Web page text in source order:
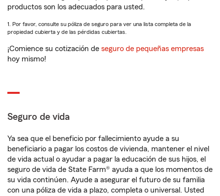
productos son los adecuados para usted.
1. Por favor, consulte su póliza de seguro para ver una lista completa de la
propiedad cubierta y de las pérdidas cubiertas.
¡Comience su cotización de seguro de pequeñas empresas
hoy mismo!
Seguro de vida
Ya sea que el beneficio por fallecimiento ayude a su
beneficiario a pagar los costos de vivienda, mantener el nivel
de vida actual o ayudar a pagar la educación de sus hijos, el
seguro de vida de State Farm® ayuda a que los momentos de
su vida continúen. Ayude a asegurar el futuro de su familia
con una póliza de vida a plazo, completa o universal. Usted